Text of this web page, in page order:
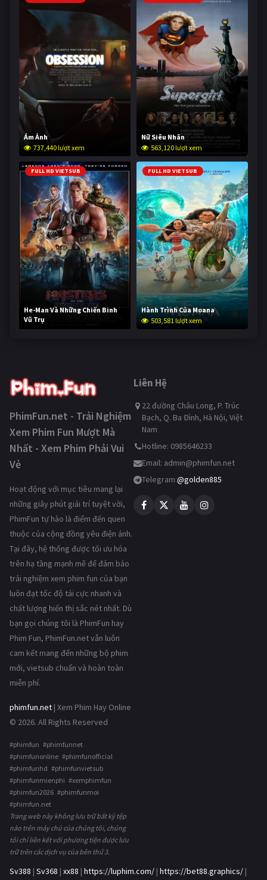
Ám Ảnh
737,440 lượt xem
Nữ Siêu Nhân
563,120 lượt xem
FULL HD VIETSUB
He-Man Và Những Chiến Binh
Vũ Trụ
253,800 lượt xem
FULL HD VIETSUB
Hành Trình Của Moana
503,581 lượt xem
PhimFun.net - Trải Nghiệm
Xem Phim Fun Mượt Mà
Nhất - Xem Phim Phải Vui
Vẻ
Hoạt động với mục tiêu mang lại
những giây phút giải trí tuyệt vời,
PhimFun tự hào là điểm đến quen
thuộc của cộng đồng yêu điện ảnh.
Tại đây, hệ thống được tối ưu hóa
trên hạ tầng mạnh mẽ để đảm bảo
trải nghiệm xem phim fun của bạn
luôn đạt tốc độ tải cực nhanh và
chất lượng hiển thị sắc nét nhất. Dù
bạn gọi chúng tôi là PhimFun hay
Phim Fun, PhimFun.net vẫn luôn
cam kết mang đến những bộ phim
mới, vietsub chuẩn và hoàn toàn
miễn phí.
phimfun.net | Xem Phim Hay Online
© 2026. All Rights Reserved
#phimfun #phimfunnet
#phimfunonline #phimfunofficial
#phimfunhd #phimfunvietsub
#phimfunmienphi #xemphimfun
#phimfun2026 #phimfunmoi
#phimfun.net
Trang web này không lưu trữ bất kỳ tệp
nào trên máy chủ của chúng tôi, chúng
tôi chỉ liên kết với phương tiện được lưu
trữ trên các dịch vụ của bên thứ 3.
Liên Hệ
22 đường Châu Long, P. Trúc
Bạch, Q. Ba Đình, Hà Nội, Việt
Nam
Hotline: 0985646233
Email: admin@phimfun.net
Telegram:@golden885
Sv388 | Sv368 | xx88 | https://luphim.com/ | https://bet88.graphics/ |